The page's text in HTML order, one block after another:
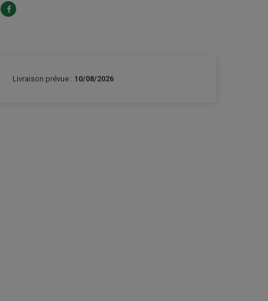
Livraison prévue : 10/08/2026